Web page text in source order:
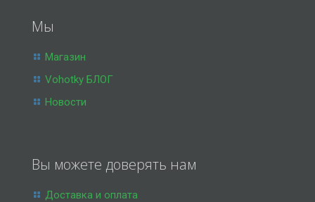
Мы
Магазин
Vohotky БЛОГ
Новости
Вы можете доверять нам
Доставка и оплата